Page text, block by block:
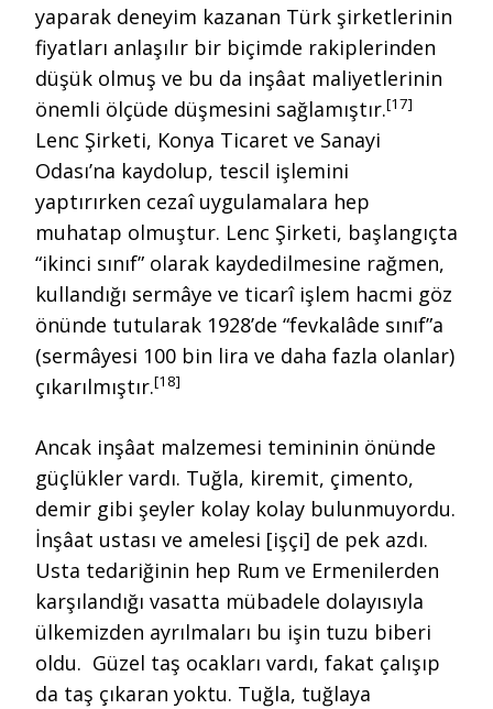
yaparak deneyim kazanan Türk şirketlerinin
fiyatları anlaşılır bir biçimde rakiplerinden
düşük olmuş ve bu da inşâat maliyetlerinin
önemli ölçüde düşmesini sağlamıştır.[17]
Lenc Şirketi, Konya Ticaret ve Sanayi
Odası’na kaydolup, tescil işlemini
yaptırırken cezaî uygulamalara hep
muhatap olmuştur. Lenc Şirketi, başlangıçta
“ikinci sınıf” olarak kaydedilmesine rağmen,
kullandığı sermâye ve ticarî işlem hacmi göz
önünde tutularak 1928’de “fevkalâde sınıf”a
(sermâyesi 100 bin lira ve daha fazla olanlar)
çıkarılmıştır.[18]
Ancak inşâat malzemesi temininin önünde
güçlükler vardı. Tuğla, kiremit, çimento,
demir gibi şeyler kolay kolay bulunmuyordu.
İnşâat ustası ve amelesi [işçi] de pek azdı.
Usta tedariğinin hep Rum ve Ermenilerden
karşılandığı vasatta mübadele dolayısıyla
ülkemizden ayrılmaları bu işin tuzu biberi
oldu. Güzel taş ocakları vardı, fakat çalışıp
da taş çıkaran yoktu. Tuğla, tuğlaya